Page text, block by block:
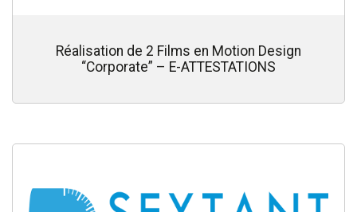
Réalisation de 2 Films en Motion Design
“Corporate” – E-ATTESTATIONS